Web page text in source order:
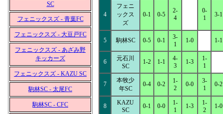
SC
フェニックスズ - 青葉FC
フェニックスズ - 大豆戸FC
フェニックスズ - あざみ野
キッカーズ
フェニックスズ - KAZU SC
駒林SC - 太尾FC
駒林SC - CFC
4
フェニ
ックス
ズ
0-1 0-5
2-
4
0-
1
3-1
5 駒林SC 0-5 0-1
3-
1
1-0 1-1
6
元石川
SC
1-2 1-1
4-
3
1-3
1-
1
7
本牧少
年SC
0-4 0-2
1-
2
0-0
3-
1
0-2
8
KAZU
SC
0-1 0-0
1-
1
1-3
1-
2
1-0